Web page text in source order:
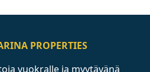
PROPERTIES
vuokralle ja myytävänä